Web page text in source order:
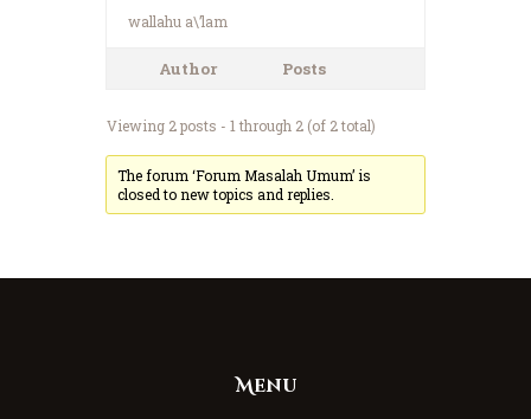
wallahu a\’lam
Author Posts
Viewing 2 posts - 1 through 2 (of 2 total)
The forum ‘Forum Masalah Umum’ is
closed to new topics and replies.
Menu